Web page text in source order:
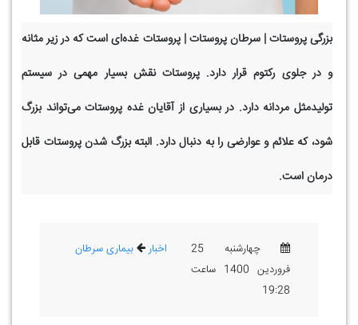
بزرگی پروستات | سرطان پروستات | پروستات غده‌ای است که در زیر مثانه
و در جلوی رکتوم قرار دارد. پروستات نقش بسیار مهمی در سیستم
تولیدمثل مردانه دارد. در بسیاری از آقایان غده پروستات می‌تواند بزرگ
شود، که علائم و عوارضی را به دنبال دارد. البته بزرگ شدن پروستات قابل
درمان است.
چهارشنبه 25
فروردین 1400 ساعت
19:28
اخبار بیماری سرطان